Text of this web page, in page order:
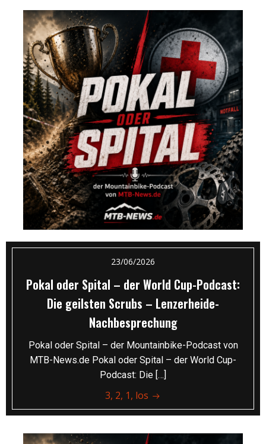
23/06/2026
Pokal oder Spital – der World Cup-Podcast:
Die geilsten Scrubs – Lenzerheide-
Nachbesprechung
Pokal oder Spital – der Mountainbike-Podcast von
MTB-News.de Pokal oder Spital – der World Cup-
Podcast: Die […]
3, 2, 1, los